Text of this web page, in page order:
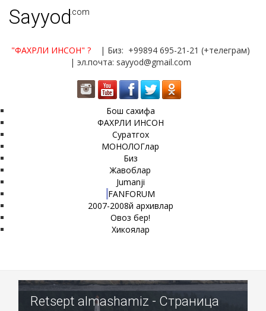
Sayyod.com
"ФАХРЛИ ИНСОН" ?
| Биз: +99894 695-21-21 (+телеграм)
| эл.почта: sayyod@gmail.com
Бош сахифа
ФАХРЛИ ИНСОН
Суратгох
МОНОЛОГлар
Биз
Жавоблар
Jumanji
FANFORUM
2007-2008й архивлар
Овоз бер!
Хикоялар
Retsept almashamiz - Страница